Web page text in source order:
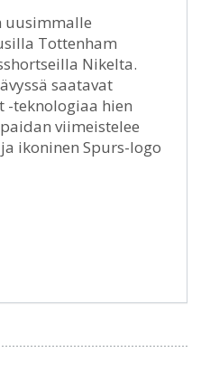
uusimmalle
Tottenham
Nikelta.
saatavat
-teknologiaa hien
viimeistelee
ikoninen Spurs-logo